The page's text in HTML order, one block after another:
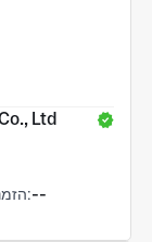
Ltd
הזמנה מינימלית:--